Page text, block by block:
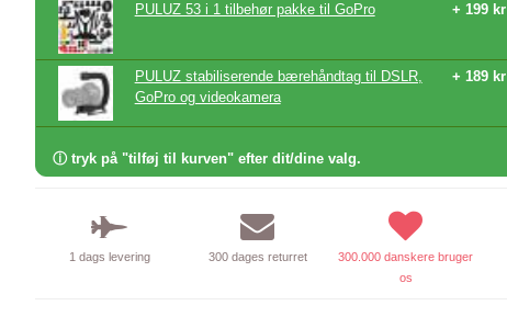
PULUZ 53 i 1 tilbehør pakke til GoPro + 199 kr
PULUZ stabiliserende bærehåndtag til DSLR,
GoPro og videokamera
+ 189 kr
ⓘ tryk på "tilføj til kurven" efter dit/dine valg.
1 dags levering 300 dages returret
300.000 danskere bruger
os